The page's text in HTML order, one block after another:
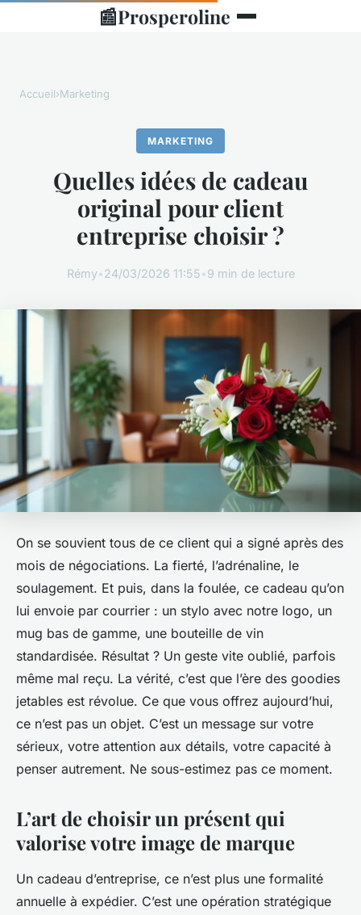
📰Prosperoline
Accueil›Marketing
MARKETING
Quelles idées de cadeau
original pour client
entreprise choisir ?
Rémy•24/03/2026 11:55•9 min de lecture
On se souvient tous de ce client qui a signé après des
mois de négociations. La fierté, l’adrénaline, le
soulagement. Et puis, dans la foulée, ce cadeau qu’on
lui envoie par courrier : un stylo avec notre logo, un
mug bas de gamme, une bouteille de vin
standardisée. Résultat ? Un geste vite oublié, parfois
même mal reçu. La vérité, c’est que l’ère des goodies
jetables est révolue. Ce que vous offrez aujourd’hui,
ce n’est pas un objet. C’est un message sur votre
sérieux, votre attention aux détails, votre capacité à
penser autrement. Ne sous-estimez pas ce moment.
L’art de choisir un présent qui
valorise votre image de marque
Un cadeau d’entreprise, ce n’est plus une formalité
annuelle à expédier. C’est une opération stratégique